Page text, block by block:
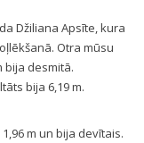
Džiliana Apsīte, kura
Otra mūsu
bija desmitā.
bija 6,19 m.
m un bija devītais.